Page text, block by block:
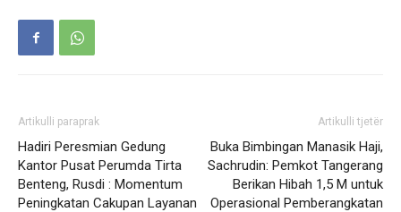
Artikulli paraprak
Hadiri Peresmian Gedung
Kantor Pusat Perumda Tirta
Benteng, Rusdi : Momentum
Peningkatan Cakupan Layanan
Artikulli tjetër
Buka Bimbingan Manasik Haji,
Sachrudin: Pemkot Tangerang
Berikan Hibah 1,5 M untuk
Operasional Pemberangkatan